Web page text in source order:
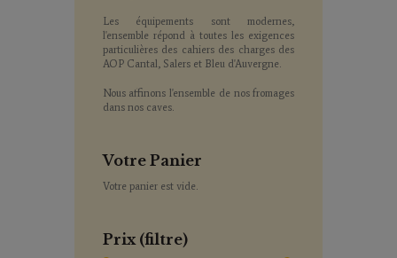
Les équipements sont modernes,
l'ensemble répond à toutes les exigences
particulières des cahiers des charges des
AOP Cantal, Salers et Bleu d'Auvergne.
Nous affinons l'ensemble de nos fromages
dans nos caves.
Votre Panier
Votre panier est vide.
Prix (filtre)